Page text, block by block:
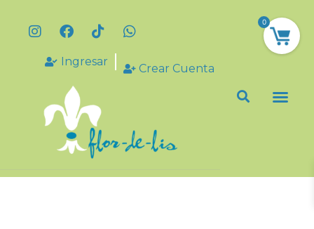
Ingresar
Crear Cuenta
0